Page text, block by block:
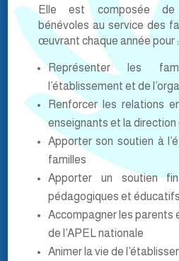
Elle est composée de
bénévoles au service des
œuvrant chaque année pour :
Représenter les
l’établissement et de
Renforcer les relations
enseignants et la direction
Apporter son soutien à
familles
Apporter un soutien
pédagogiques et
Accompagner les parents
de l’APEL nationale
Animer la vie de